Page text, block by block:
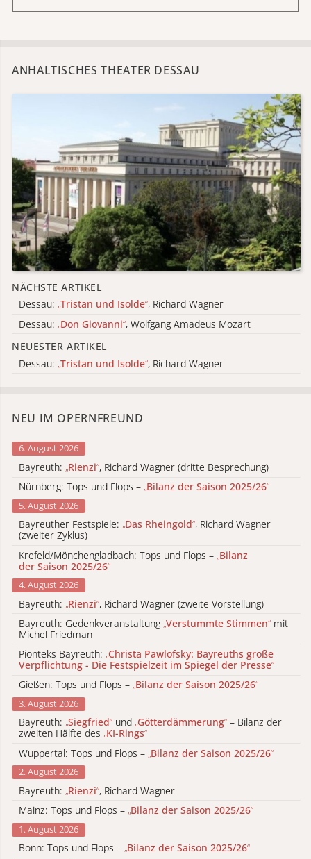
ANHALTISCHES THEATER DESSAU
NÄCHSTE ARTIKEL
Dessau: „Tristan und Isolde“, Richard Wagner
Dessau: „Don Giovanni“, Wolfgang Amadeus Mozart
NEUESTER ARTIKEL
Dessau: „Tristan und Isolde“, Richard Wagner
NEU IM OPERNFREUND
6. August 2026
Bayreuth: „Rienzi“, Richard Wagner (dritte Besprechung)
Nürnberg: Tops und Flops – „Bilanz der Saison 2025/26“
5. August 2026
Bayreuther Festspiele: „Das Rheingold“, Richard Wagner
(zweiter Zyklus)
Krefeld/Mönchengladbach: Tops und Flops – „Bilanz
der Saison 2025/26“
4. August 2026
Bayreuth: „Rienzi“, Richard Wagner (zweite Vorstellung)
Bayreuth: Gedenkveranstaltung „Verstummte Stimmen“ mit
Michel Friedman
Pionteks Bayreuth: „Christa Pawlofsky: Bayreuths große
Verpflichtung - Die Festspielzeit im Spiegel der Presse“
Gießen: Tops und Flops – „Bilanz der Saison 2025/26“
3. August 2026
Bayreuth: „Siegfried“ und „Götterdämmerung“ – Bilanz der
zweiten Hälfte des „KI-Rings“
Wuppertal: Tops und Flops – „Bilanz der Saison 2025/26“
2. August 2026
Bayreuth: „Rienzi“, Richard Wagner
Mainz: Tops und Flops – „Bilanz der Saison 2025/26“
1. August 2026
Bonn: Tops und Flops – „Bilanz der Saison 2025/26“